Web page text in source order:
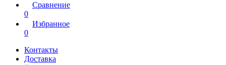
Сравнение
0
Избранное
0
Контакты
Доставка